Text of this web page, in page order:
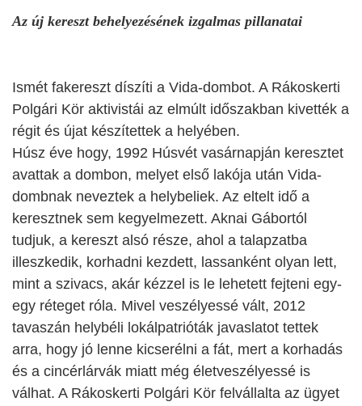
Az új kereszt behelyezésének izgalmas pillanatai
Ismét fakereszt díszíti a Vida-dombot. A Rákoskerti
Polgári Kör aktivistái az elmúlt időszakban kivették a
régit és újat készítettek a helyében.
Húsz éve hogy, 1992 Húsvét vasárnapján keresztet
avattak a dombon, melyet első lakója után Vida-
dombnak neveztek a helybeliek. Az eltelt idő a
keresztnek sem kegyelmezett. Aknai Gábortól
tudjuk, a kereszt alsó része, ahol a talapzatba
illeszkedik, korhadni kezdett, lassanként olyan lett,
mint a szivacs, akár kézzel is le lehetett fejteni egy-
egy réteget róla. Mivel veszélyessé vált, 2012
tavaszán helybéli lokálpatrióták javaslatot tettek
arra, hogy jó lenne kicserélni a fát, mert a korhadás
és a cincérlárvák miatt még életveszélyessé is
válhat. A Rákoskerti Polgári Kör felvállalta az ügyet